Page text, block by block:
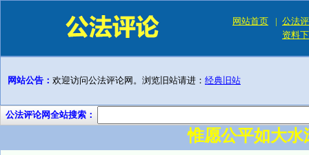
网站首页 | 公法
资料
网站公告： 欢迎访问公法评论网。浏览旧站请进： 经典旧站
公法评论网全站搜索：
惟愿公平如大